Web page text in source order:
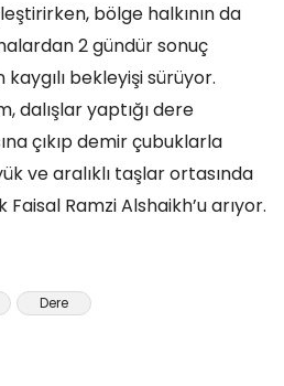
bölge halkının da
2 gündür sonuç
kaygılı bekleyişi sürüyor.
dalışlar yaptığı dere
çıkıp demir çubuklarla
ve aralıklı taşlar ortasında
Ramzi Alshaikh’u arıyor.
Dere